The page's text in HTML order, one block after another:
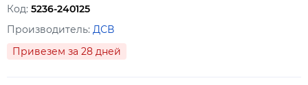
Код: 5236-240125
Производитель: ДСВ
Привезем за 28 дней